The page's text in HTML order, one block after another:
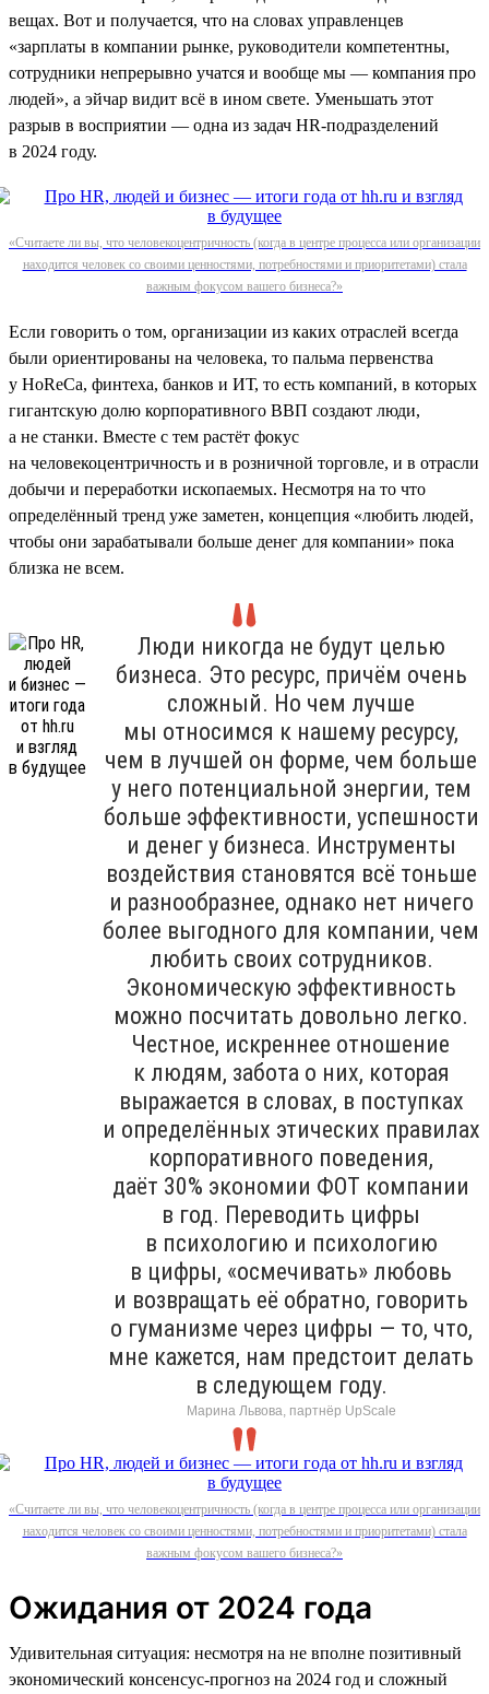
вещах. Вот и получается, что на словах управленцев
«зарплаты в компании рынке, руководители компетентны,
сотрудники непрерывно учатся и вообще мы — компания про
людей», а эйчар видит всё в ином свете. Уменьшать этот
разрыв в восприятии — одна из задач HR-подразделений
в 2024 году.
«Считаете ли вы, что человекоцентричность (когда в центре процесса или организации
находится человек со своими ценностями, потребностями и приоритетами) стала
важным фокусом вашего бизнеса?»
Если говорить о том, организации из каких отраслей всегда
были ориентированы на человека, то пальма первенства
у HoReCa, финтеха, банков и ИТ, то есть компаний, в которых
гигантскую долю корпоративного ВВП создают люди,
а не станки. Вместе с тем растёт фокус
на человекоцентричность и в розничной торговле, и в отрасли
добычи и переработки ископаемых. Несмотря на то что
определённый тренд уже заметен, концепция «любить людей,
чтобы они зарабатывали больше денег для компании» пока
близка не всем.
Люди никогда не будут целью
бизнеса. Это ресурс, причём очень
сложный. Но чем лучше
мы относимся к нашему ресурсу,
чем в лучшей он форме, чем больше
у него потенциальной энергии, тем
больше эффективности, успешности
и денег у бизнеса. Инструменты
воздействия становятся всё тоньше
и разнообразнее, однако нет ничего
более выгодного для компании, чем
любить своих сотрудников.
Экономическую эффективность
можно посчитать довольно легко.
Честное, искреннее отношение
к людям, забота о них, которая
выражается в словах, в поступках
и определённых этических правилах
корпоративного поведения,
даёт 30% экономии ФОТ компании
в год. Переводить цифры
в психологию и психологию
в цифры, «осмечивать» любовь
и возвращать её обратно, говорить
о гуманизме через цифры — то, что,
мне кажется, нам предстоит делать
в следующем году.
Марина Львова, партнёр UpScale
«Считаете ли вы, что человекоцентричность (когда в центре процесса или организации
находится человек со своими ценностями, потребностями и приоритетами) стала
важным фокусом вашего бизнеса?»
Ожидания от 2024 года
Удивительная ситуация: несмотря на не вполне позитивный
экономический консенсус-прогноз на 2024 год и сложный